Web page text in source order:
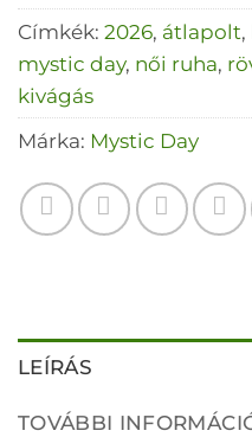
Címkék: 2026, átlapolt,
mystic day, női ruha,
kivágás
Márka: Mystic Day
LEÍRÁS
TOVÁBBI